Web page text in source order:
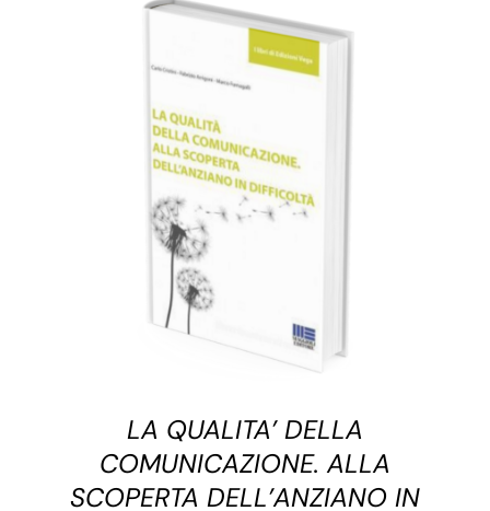
AGGIUNGI AL CARRELLO
LA QUALITA’ DELLA
COMUNICAZIONE. ALLA
SCOPERTA DELL’ANZIANO IN